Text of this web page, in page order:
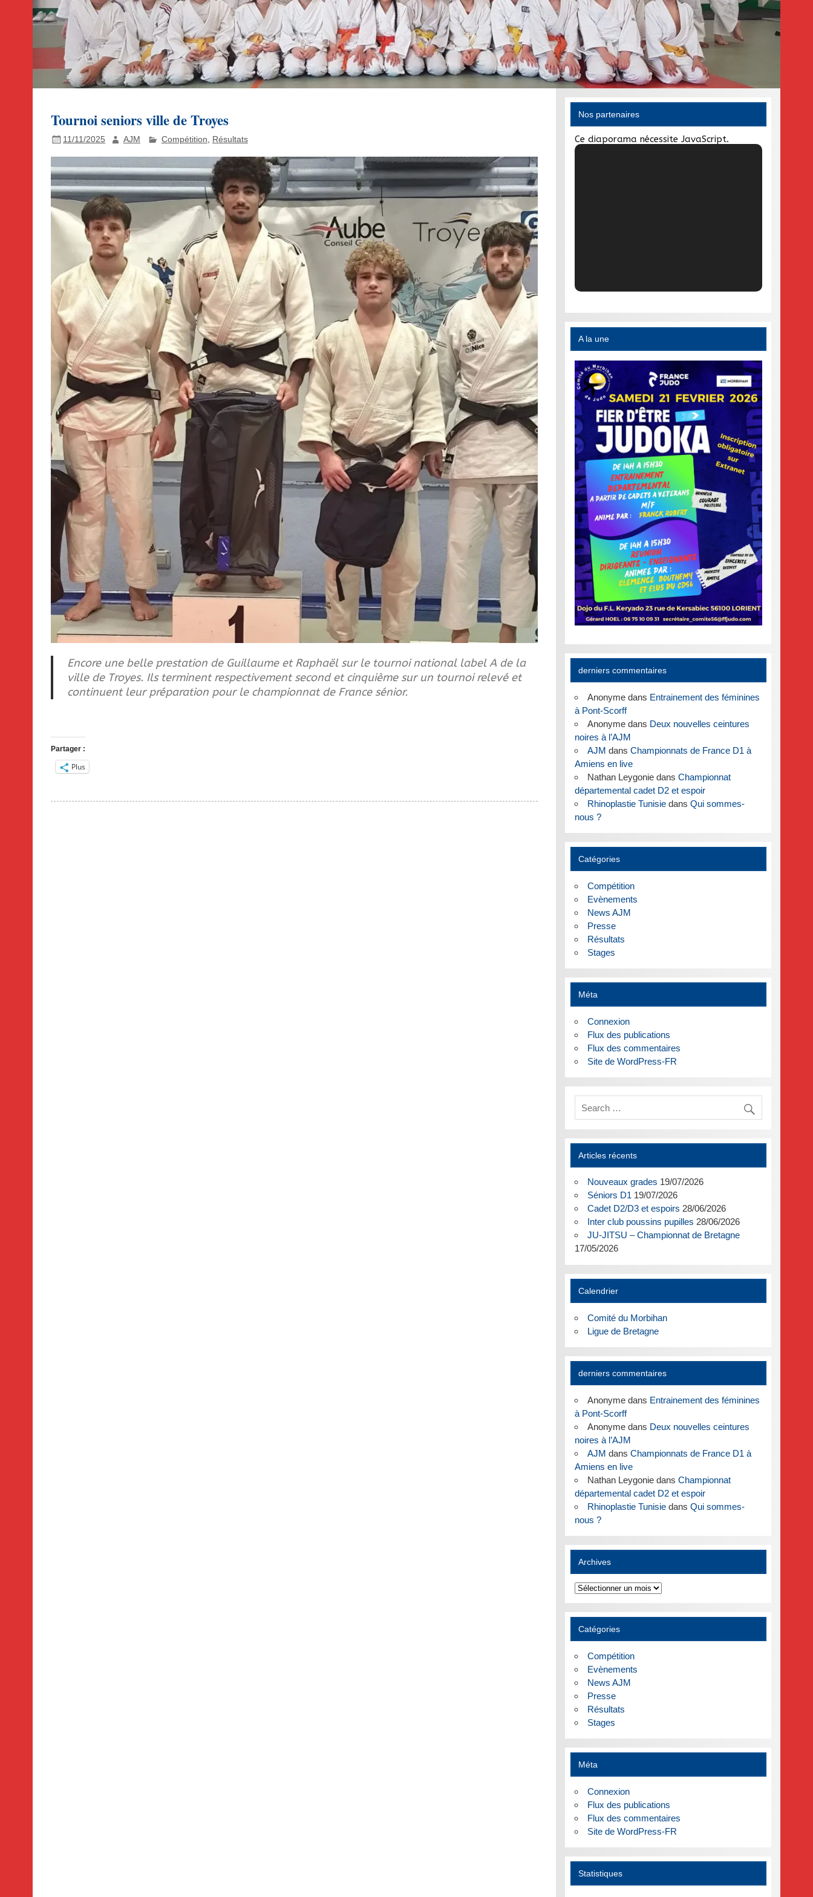
Tournoi seniors ville de Troyes
11/11/2025 AJM Compétition Résultats
Encore une belle prestation de Guillaume et Raphaël sur le tournoi national label A de la
ville de Troyes. Ils terminent respectivement second et cinquième sur un tournoi relevé et
continuent leur préparation pour le championnat de France sénior.
Partager :
Plus
Nos partenaires
Ce diaporama nécessite JavaScript.
A la une
derniers commentaires
Anonymedans Entrainement des féminines
à Pont-Scorff
Anonymedans Deux nouvelles ceintures
noires à l’AJM
AJM dans Championnats de France D1 à
Amiens en live
Nathan Leygoniedans Championnat
départemental cadet D2 et espoir
Rhinoplastie Tunisiedans Qui sommes-
nous ?
Catégories
Compétition
Evènements
News AJM
Presse
Résultats
Stages
Méta
Connexion
Flux des publications
Flux des commentaires
Site de WordPress-FR
Articles récents
Nouveaux grades 19/07/2026
Séniors D1 19/07/2026
Cadet D2/D3 et espoirs 28/06/2026
Inter club poussins pupilles 28/06/2026
JU-JITSU – Championnat de Bretagne
17/05/2026
Calendrier
Comité du Morbihan
Ligue de Bretagne
derniers commentaires
Anonymedans Entrainement des féminines
à Pont-Scorff
Anonymedans Deux nouvelles ceintures
noires à l’AJM
AJM dans Championnats de France D1 à
Amiens en live
Nathan Leygoniedans Championnat
départemental cadet D2 et espoir
Rhinoplastie Tunisiedans Qui sommes-
nous ?
Archives
Archives
Catégories
Compétition
Evènements
News AJM
Presse
Résultats
Stages
Méta
Connexion
Flux des publications
Flux des commentaires
Site de WordPress-FR
Statistiques